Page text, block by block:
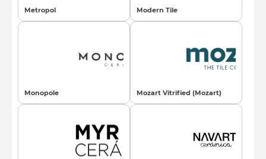
Metropol Modern Tile
Monopole Mozart Vitrified (Mozart)